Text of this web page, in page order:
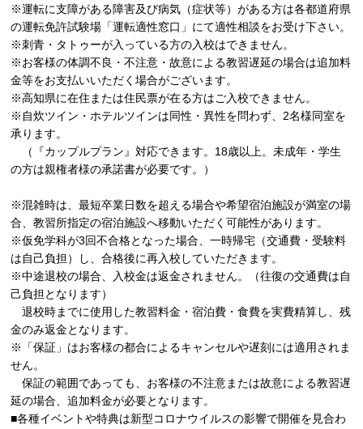
※運転に支障がある障害及び病気（症状等）がある方は各都道府県
の運転免許試験場「運転適性窓口」にて適性相談をお受け下さい。
※刺青・タトゥーが入っている方の入校はできません。
※お客様の体調不良・不注意・故意による教習遅延の場合は追加料
金等をお支払いいただく場合がございます。
※高知県に在住または住民票が在る方はご入校できません。
※自炊ツイン・ホテルツインは同性・異性を問わず、2名様同室を
承ります。
（『カップルプラン』対応できます。18歳以上。未成年・学生
の方は親権者様の承諾書が必要です。）
※混雑時は、最短卒業日数を超える場合や希望宿泊施設が満室の場
合、教習所指定の宿泊施設へ移動いただく可能性があります。
※仮免学科が3回不合格となった場合、一時帰宅（交通費・受験料
は自己負担）し、合格後に再入校していただきます。
※中途退校の場合、入校金は返金されません。（往復の交通費は自
己負担となります）
退校時までに使用した教習料金・宿泊費・食費を実費精算し、残
金のみ返金となります。
※「保証」はお客様の都合によるキャンセルや遅刻には適用されま
せん。
保証の範囲であっても、お客様の不注意または故意による教習遅
延の場合、追加料金が必要となります。
■各種イベントや特典は新型コロナウイルスの影響で開催を見合わ